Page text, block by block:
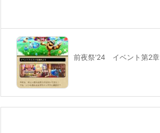
前夜祭'24 イベント第2章